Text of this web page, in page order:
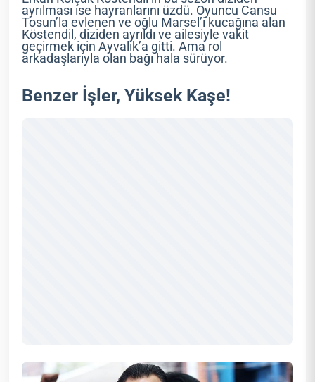
ayrılması ise hayranlarını üzdü. Oyuncu Cansu
Tosun’la evlenen ve oğlu Marsel’i kucağına alan
Köstendil, diziden ayrıldı ve ailesiyle vakit
geçirmek için Ayvalık’a gitti. Ama rol
arkadaşlarıyla olan bağı hala sürüyor.
Benzer İşler, Yüksek Kaşe!